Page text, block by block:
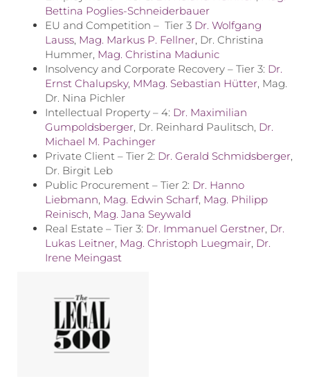
Bettina Poglies-Schneiderbauer
EU and Competition – Tier 3 Dr. Wolfgang
Lauss Mag. Markus P. Fellner , Dr. Christina
Hummer, Mag. Christina Madunic
Insolvency and Corporate Recovery – Tier 3: Dr.
Ernst Chalupsky, MMag. Sebastian Hütter , Mag.
Dr. Nina Pichler
Intellectual Property – 4: Dr. Maximilian
Gumpoldsberger , Dr. Reinhard Paulitsch, Dr.
Michael M. Pachinger
Private Client – Tier 2: Dr. Gerald Schmidsberger
Dr. Birgit Leb
Public Procurement – Tier 2: Dr. Hanno
Liebmann Mag. Edwin Scharf, Mag. Philipp
Reinisch Mag. Jana Seywald
Real Estate – Tier 3: Dr. Immanuel Gerstner Dr.
Lukas Leitner Mag. Christoph Luegmair Dr.
Irene Meingast